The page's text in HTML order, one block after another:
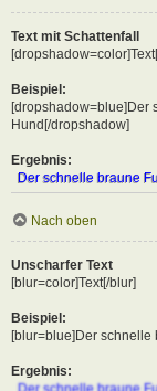
Text mit Schattenfall
Beispiel:
[dropshadow=blue]Der
Hund[/dropshadow]
Ergebnis:
Der schnelle braune
Nach oben
Unscharfer Text
[blur=color]Text[/blur]
Beispiel:
[blur=blue]Der schnelle
Ergebnis: